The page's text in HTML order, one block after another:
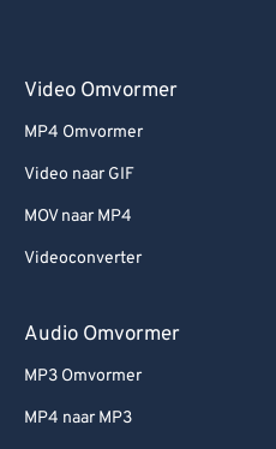
Video Omvormer
MP4 Omvormer
Video naar GIF
MOV naar MP4
Videoconverter
Audio Omvormer
MP3 Omvormer
MP4 naar MP3